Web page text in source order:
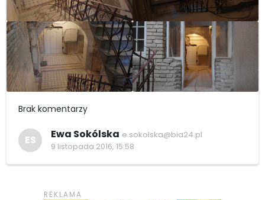
Brak komentarzy
ES Ewa Sokólska e.sokolska@bia24.pl
9 listopada 2016, 15:58